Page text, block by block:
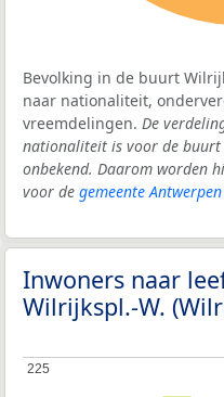
Bevolking in de buurt
naar nationaliteit,
vreemdelingen. De
nationaliteit is voor de buurt
onbekend. Daarom worden
voor de gemeente Antwerpen
Inwoners naar
Wilrijkspl.-W.
225
225